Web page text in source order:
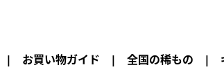
お買い物ガイド 全国の稀もの